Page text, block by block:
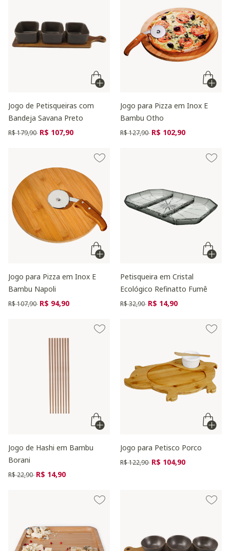
Jogo de Petisqueiras com
Bandeja Savana Preto
Preço reduzido de
R$ 179,90 para
R$ 107,90
Jogo para Pizza em Inox E
Bambu Otho
Preço reduzido de
R$ 127,90 para
R$ 102,90
Jogo para Pizza em Inox E
Bambu Napoli
Preço reduzido de
R$ 107,90 para
R$ 94,90
Petisqueira em Cristal
Ecológico Refinatto Fumê
Preço reduzido de
R$ 32,90 para
R$ 14,90
Jogo de Hashi em Bambu
Borani
Preço reduzido de
R$ 22,90 para
R$ 14,90
Jogo para Petisco Porco
Preço reduzido de
R$ 122,90 para
R$ 104,90